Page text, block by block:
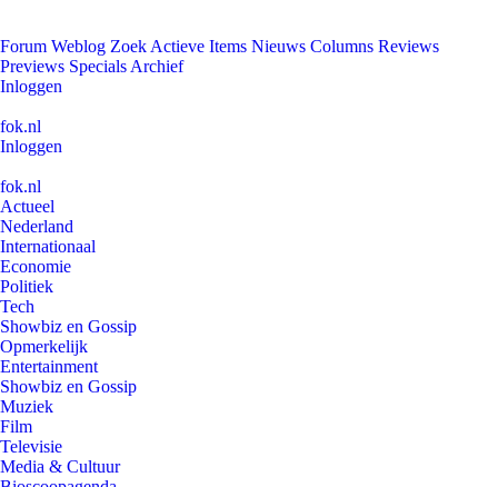
Forum Weblog Zoek Actieve Items Nieuws Columns Reviews
Previews Specials Archief
Inloggen
fok.nl
Inloggen
fok.nl
Actueel
Nederland
Internationaal
Economie
Politiek
Tech
Showbiz en Gossip
Opmerkelijk
Entertainment
Showbiz en Gossip
Muziek
Film
Televisie
Media & Cultuur